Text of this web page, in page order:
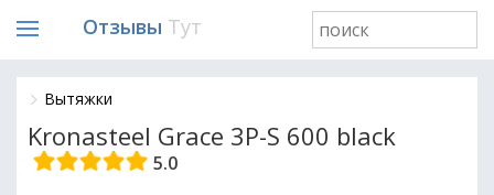
Отзывы Тут
Вытяжки
Kronasteel Grace 3P-S 600 black
5.0